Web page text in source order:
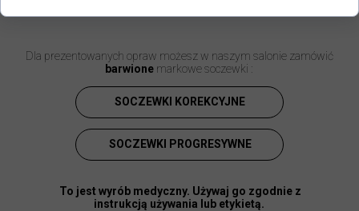
SOCZEWKI PROGRESYWNE
SOCZEWKI KOREKCYJNE
Dla prezentowanych opraw możesz w naszym salonie zamówić
barwionemarkowe soczewki :
To jest wyrób medyczny. Używaj go zgodnie z
instrukcją używania lub etykietą.